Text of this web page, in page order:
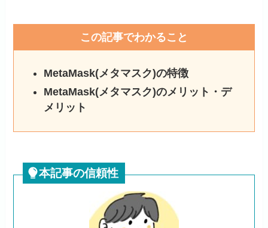
この記事でわかること
MetaMask(メタマスク)の特徴
MetaMask(メタマスク)のメリット・デ
メリット
本記事の信頼性